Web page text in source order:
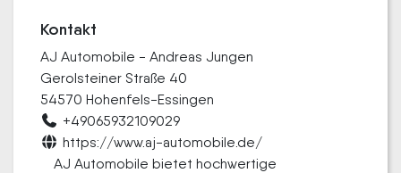
Kontakt
AJ Automobile - Andreas Jungen
Gerolsteiner Straße 40
54570 Hohenfels-Essingen
+49065932109029
https://www.aj-automobile.de/
AJ Automobile bietet hochwertige